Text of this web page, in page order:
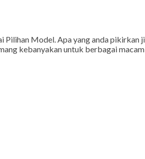
Model. Apa yang anda pikirkan
kebanyakan untuk berbagai